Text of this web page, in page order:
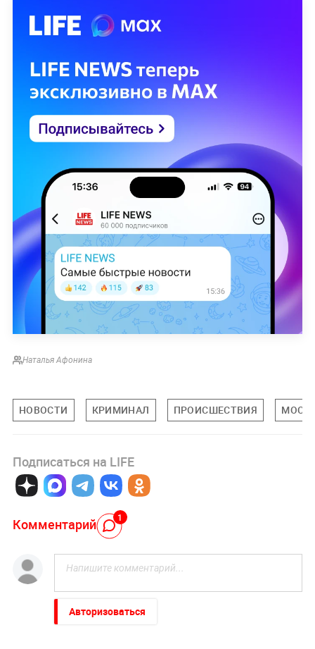
Наталья Афонина
НОВОСТИ КРИМИНАЛ ПРОИСШЕСТВИЯ
Подписаться на LIFE
Комментарий 1
Авторизоваться